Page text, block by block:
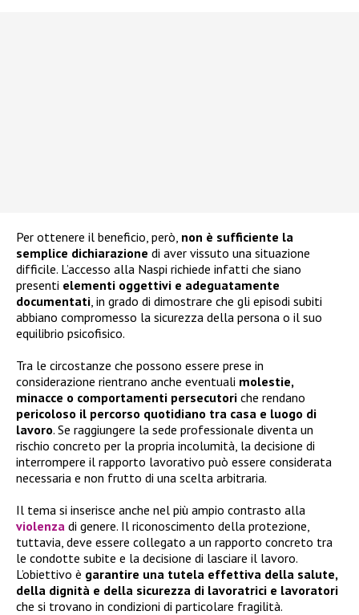
Per ottenere il beneficio, però, non è sufficiente la
semplice dichiarazione di aver vissuto una situazione
difficile. L’accesso alla Naspi richiede infatti che siano
presenti elementi oggettivi e adeguatamente
documentati , in grado di dimostrare che gli episodi subiti
abbiano compromesso la sicurezza della persona o il suo
equilibrio psicofisico.
Tra le circostanze che possono essere prese in
considerazione rientrano anche eventuali molestie,
minacce o comportamenti persecutori che rendano
pericoloso il percorso quotidiano tra casa e luogo di
lavoro. Se raggiungere la sede professionale diventa un
rischio concreto per la propria incolumità, la decisione di
interrompere il rapporto lavorativo può essere considerata
necessaria e non frutto di una scelta arbitraria.
Il tema si inserisce anche nel più ampio contrasto alla
violenza di genere. Il riconoscimento della protezione,
tuttavia, deve essere collegato a un rapporto concreto tra
le condotte subite e la decisione di lasciare il lavoro.
L’obiettivo è garantire una tutela effettiva della salute,
della dignità e della sicurezza di lavoratrici e lavoratori
che si trovano in condizioni di particolare fragilità.